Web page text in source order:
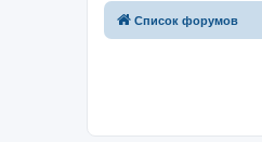
Список форумов